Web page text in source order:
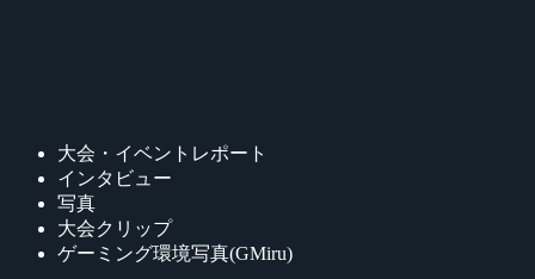
大会・イベントレポート
インタビュー
写真
大会クリップ
ゲーミング環境写真(GMiru)